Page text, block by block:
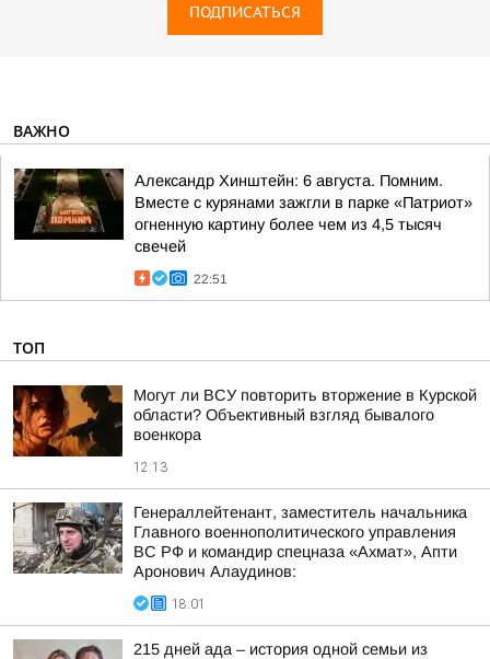
ПОДПИСАТЬСЯ
ВАЖНО
Александр Хинштейн: 6 августа. Помним.
Вместе с курянами зажгли в парке «Патриот»
огненную картину более чем из 4,5 тысяч
свечей
22:51
ТОП
Могут ли ВСУ повторить вторжение в Курской
области? Объективный взгляд бывалого
военкора
12:13
Генераллейтенант, заместитель начальника
Главного военнополитического управления
ВС РФ и командир спецназа «Ахмат», Апти
Аронович Алаудинов:
18:01
215 дней ада – история одной семьи из